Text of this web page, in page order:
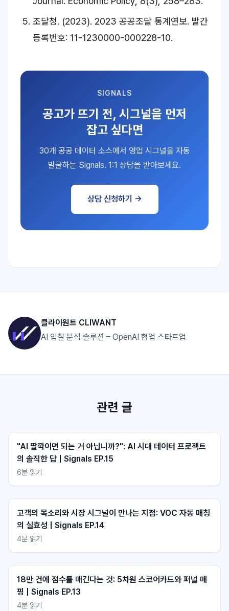
조달청. (2023). 2023 공공조달 통계연보. 발간
등록번호: 11-1230000-000228-10.
SIGNALS
공고가 뜨기 전, 시그널을 먼저
잡고 싶다면
30개 공공 데이터 소스에서 영업 시그널을 자동
발굴하는 Signals. 1:1 상담을 받아보세요.
상담 신청하기 →
클라이원트 CLIWANT
AI 입찰 분석 솔루션 – OpenAI 협업 스타트업
관련 글
"AI 딸깍이면 되는 거 아닙니까?": AI 시대 데이터 프로젝트
의 솔직한 답 | Signals EP.15
6분 읽기
고객의 목소리와 시장 시그널이 만나는 지점: VOC 자동 매칭
의 실효성 | Signals EP.14
4분 읽기
18만 건에 점수를 매긴다는 것: 5차원 스코어카드와 퍼널 매
핑 | Signals EP.13
4분 읽기